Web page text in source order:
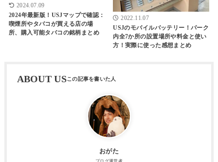
2024.07.09
2024年最新版！USJマップで確認：
喫煙所やタバコが買える店の場
所、購入可能タバコの銘柄まとめ
2022.11.07
USJのモバイルバッテリー！パーク
内全7か所の設置場所や料金と使い
方！実際に使った感想まとめ
ABOUT US
おがた